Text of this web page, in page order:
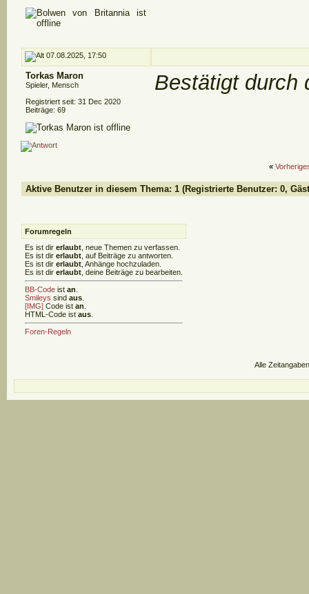
07.08.2025, 17:50
Torkas Maron
Spieler, Mensch
Registriert seit: 31 Dec 2020
Beiträge: 69
Bestätigt durch
«
Aktive Benutzer in diesem Thema: 1 (Registrierte Benutzer: 0,
Forumregeln
Es ist dir erlaubt , neue Themen zu verfassen.
Es ist dir erlaubt , auf Beiträge zu antworten.
Es ist dir erlaubt , Anhänge hochzuladen.
Es ist dir erlaubt , deine Beiträge zu bearbeiten.
BB-Code ist an
Smileys sind aus
[IMG] Code ist an
HTML-Code ist aus
Foren-Regeln
Alle